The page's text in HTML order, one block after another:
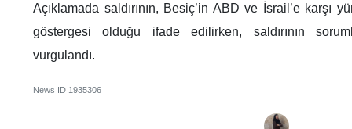
Açıklamada saldırının, Besiç’in ABD ve İsrail’e karşı
göstergesi olduğu ifade edilirken, saldırının
vurgulandı.
News ID 1935306